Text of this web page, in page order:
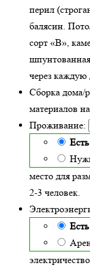
перил
балясин.
сорт «В»,
через каждую
Сборка дома/
материалов
Проживание:
место для
2-3 человек.